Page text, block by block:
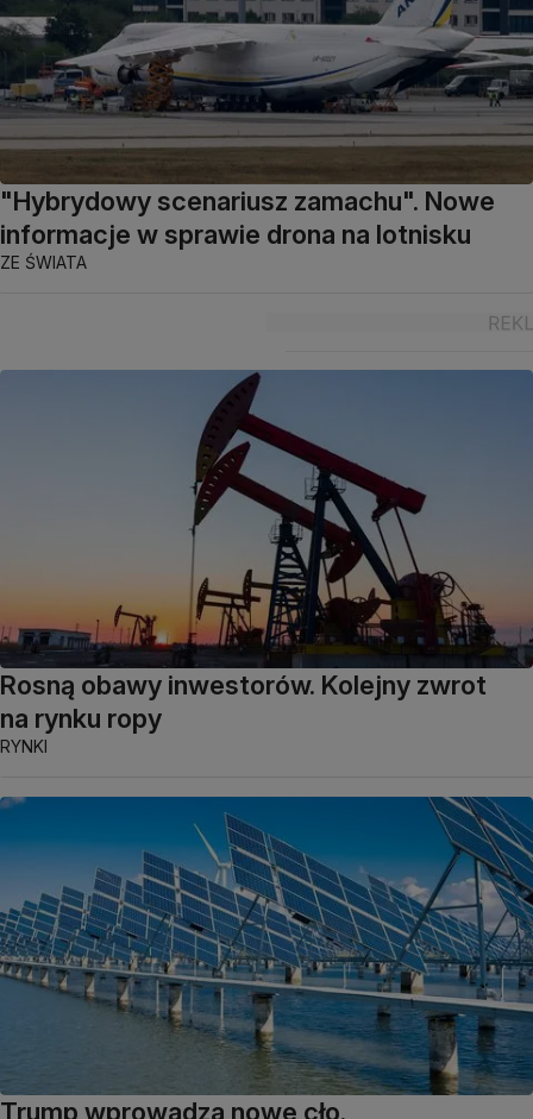
"Hybrydowy scenariusz zamachu". Nowe
informacje w sprawie drona na lotnisku
ZE ŚWIATA
Rosną obawy inwestorów. Kolejny zwrot
na rynku ropy
RYNKI
Trump wprowadza nowe cło.